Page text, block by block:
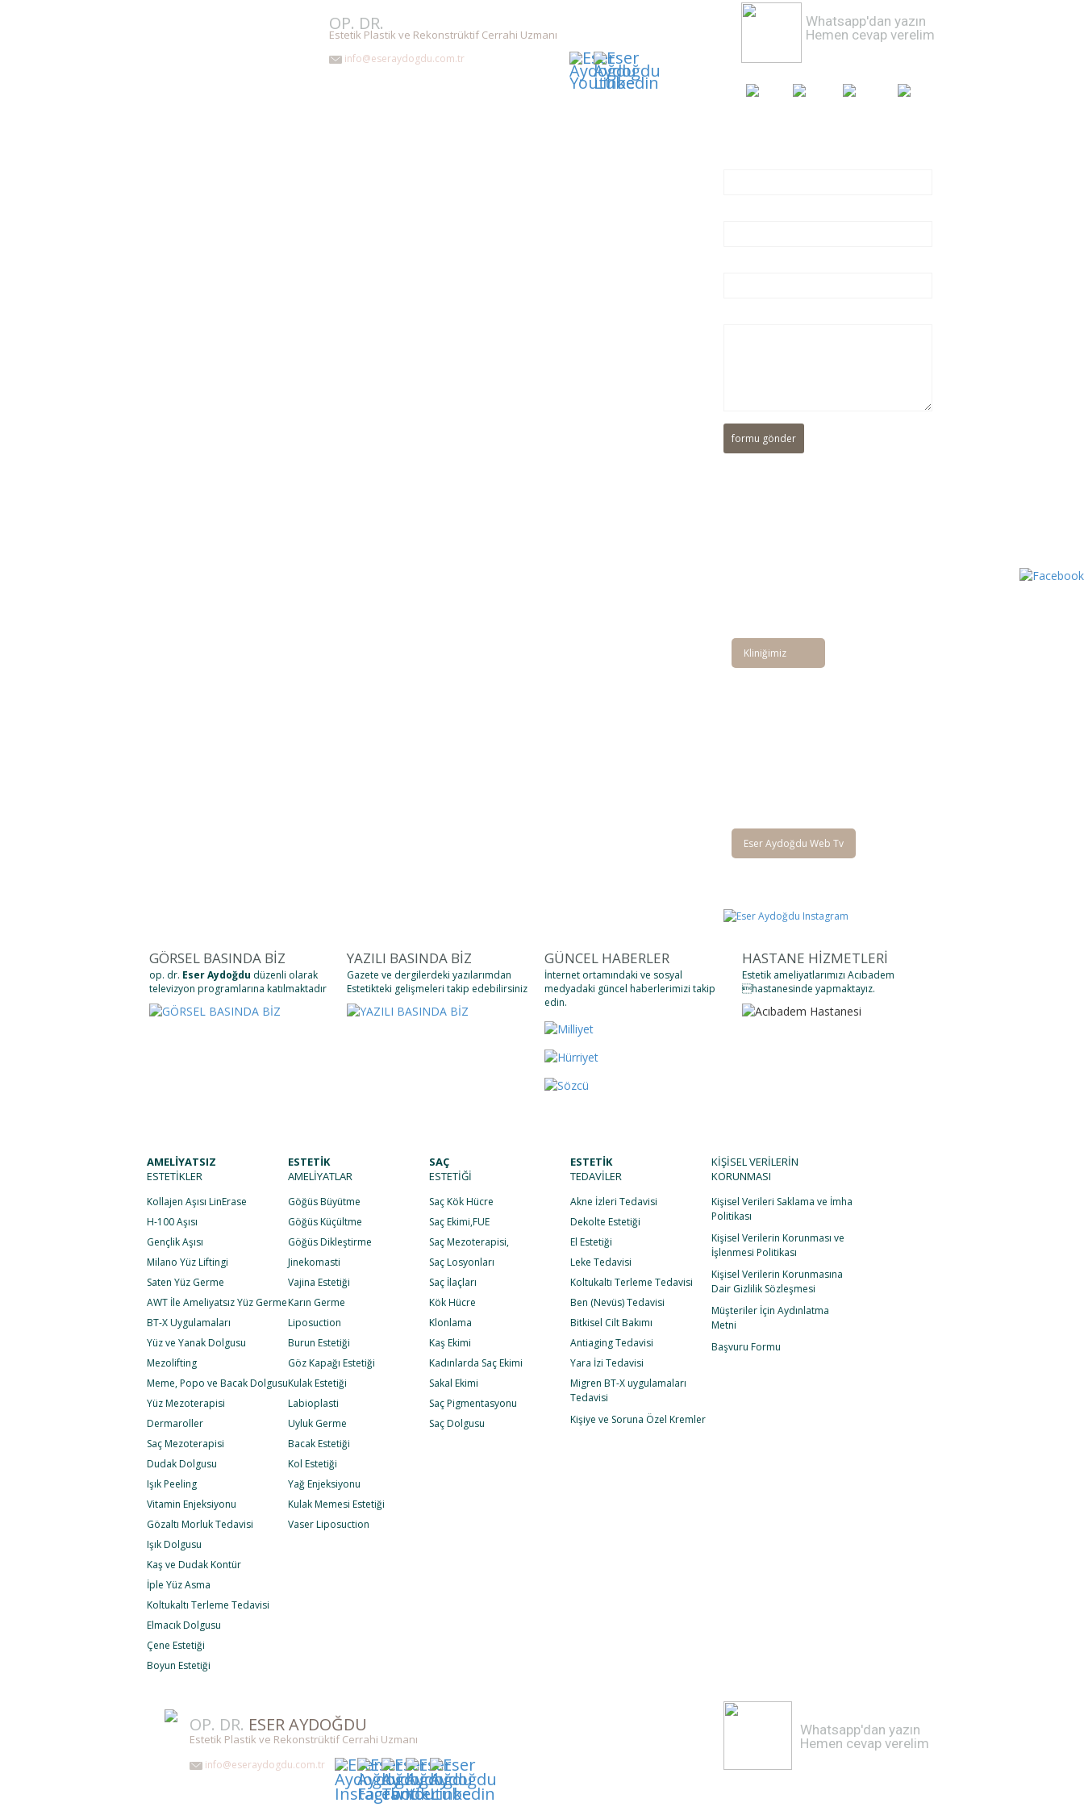
OP. DR.
Estetik Plastik ve Rekonstrüktif Cerrahi Uzmanı
info@eseraydogdu.com.tr
Whatsapp'dan yazın
Hemen cevap verelim
Kliniğimiz
Eser Aydoğdu Web Tv
GÖRSEL BASINDA BİZ
op. dr. Eser Aydoğdu düzenli olarak
televizyon programlarına katılmaktadır
YAZILI BASINDA BİZ
Gazete ve dergilerdeki yazılarımdan
Estetikteki gelişmeleri takip edebilirsiniz
GÜNCEL HABERLER
İnternet ortamındaki ve sosyal
medyadaki güncel haberlerimizi takip
edin.
HASTANE HİZMETLERİ
Estetik ameliyatlarımızı Acıbadem
hastanesinde yapmaktayız.
AMELİYATSIZ
ESTETİKLER
ESTETİK
AMELİYATLAR
SAÇ
ESTETİĞİ
ESTETİK
TEDAVİLER
KİŞİSEL VERİLERİN
KORUNMASI
Kollajen Aşısı LinErase
H-100 Aşısı
Gençlik Aşısı
Milano Yüz Liftingi
Saten Yüz Germe
AWT İle Ameliyatsız Yüz Germe
BT-X Uygulamaları
Yüz ve Yanak Dolgusu
Mezolifting
Meme, Popo ve Bacak Dolgusu
Yüz Mezoterapisi
Dermaroller
Saç Mezoterapisi
Dudak Dolgusu
Işık Peeling
Vitamin Enjeksiyonu
Gözaltı Morluk Tedavisi
Işık Dolgusu
Kaş ve Dudak Kontür
İple Yüz Asma
Koltukaltı Terleme Tedavisi
Elmacık Dolgusu
Çene Estetiği
Boyun Estetiği
Göğüs Büyütme
Göğüs Küçültme
Göğüs Dikleştirme
Jinekomasti
Vajina Estetiği
Karın Germe
Liposuction
Burun Estetiği
Göz Kapağı Estetiği
Kulak Estetiği
Labioplasti
Uyluk Germe
Bacak Estetiği
Kol Estetiği
Yağ Enjeksiyonu
Kulak Memesi Estetiği
Vaser Liposuction
Saç Kök Hücre
Saç Ekimi,FUE
Saç Mezoterapisi,
Saç Losyonları
Saç İlaçları
Kök Hücre
Klonlama
Kaş Ekimi
Kadınlarda Saç Ekimi
Sakal Ekimi
Saç Pigmentasyonu
Saç Dolgusu
Akne İzleri Tedavisi
Dekolte Estetiği
El Estetiği
Leke Tedavisi
Koltukaltı Terleme Tedavisi
Ben (Nevüs) Tedavisi
Bitkisel Cilt Bakımı
Antiaging Tedavisi
Yara İzi Tedavisi
Migren BT-X uygulamaları
Tedavisi
Kişiye ve Soruna Özel Kremler
Kişisel Verileri Saklama ve İmha
Politikası
Kişisel Verilerin Korunması ve
İşlenmesi Politikası
Kişisel Verilerin Korunmasına
Dair Gizlilik Sözleşmesi
Müşteriler İçin Aydınlatma
Metni
Başvuru Formu
OP. DR. ESER AYDOĞDU
Estetik Plastik ve Rekonstrüktif Cerrahi Uzmanı
info@eseraydogdu.com.tr
Whatsapp'dan yazın
Hemen cevap verelim